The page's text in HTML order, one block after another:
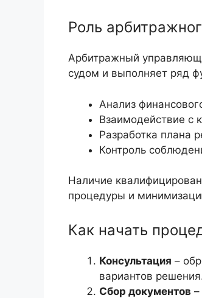
Роль
Арбитражный
судом и выполняет ряд
Анализ
Взаимодействие с
Разработка плана
Контроль
Наличие
процедуры и
Как начать
Консультация –
вариантов
Сбор документов